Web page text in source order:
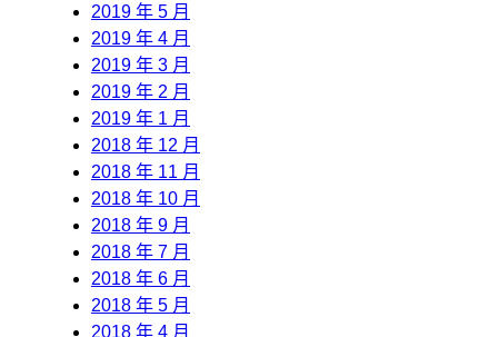
2019 年 5 月
2019 年 4 月
2019 年 3 月
2019 年 2 月
2019 年 1 月
2018 年 12 月
2018 年 11 月
2018 年 10 月
2018 年 9 月
2018 年 7 月
2018 年 6 月
2018 年 5 月
2018 年 4 月